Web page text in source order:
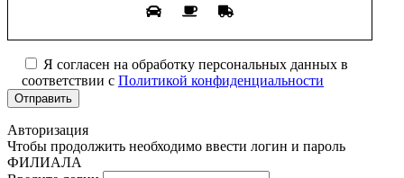
Я согласен на обработку персональных данных в
соответствии с Политикой конфиденциальности
Авторизация
Чтобы продолжить необходимо ввести логин и пароль
ФИЛИАЛА